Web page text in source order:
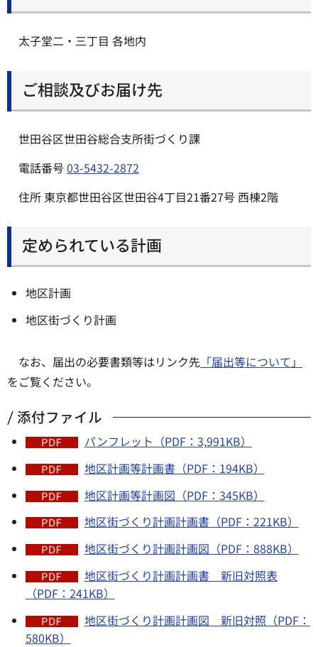
太子堂二・三丁目 各地内
ご相談及びお届け先
世田谷区世田谷総合支所街づくり課
電話番号03-5432-2872
住所 東京都世田谷区世田谷4丁目21番27号 西棟2階
定められている計画
地区計画
地区街づくり計画
なお、届出の必要書類等はリンク先 「届出等について」
をご覧ください。
添付ファイル
パンフレット（PDF：3,991KB）
地区計画等計画書（PDF：194KB）
地区計画等計画図（PDF：345KB）
地区街づくり計画計画書（PDF：221KB）
地区街づくり計画計画図（PDF：888KB）
地区街づくり計画計画書 新旧対照表
（PDF：241KB）
地区街づくり計画計画図 新旧対照（PDF：
580KB）